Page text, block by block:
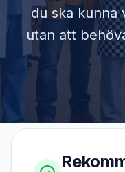
du ska kunna
utan att